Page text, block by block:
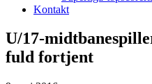
Kontakt
U/17-
fuld fortjent